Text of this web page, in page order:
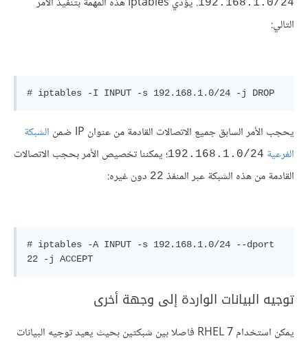
192.168.1.0/24
التالي:
يحجب الأمر السابق جميع الاتصالات القادمة من عنوان IP ضمن
الشبكة
الفرعية 192.168.1.0/24؛ يمكننا تخصيص الأمر بحجب الاتصالات
القادمة من هذه الشبكة عبر المنفذ 22 دون غيره:
# iptables -A INPUT -s 192.168.1.0/24 --dport
توجيه البيانات الواردة إلى وجهة أخرى
يمكن استخدام RHEL 7 فاصلا بين شبكتين بحيث يعيد توجيه البيانات